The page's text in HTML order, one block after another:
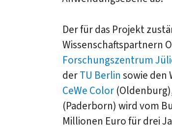
Der für das Projekt
Wissenschaftspartnern
Forschungszentrum
derTU Berlin sowie den
CeWe Color
(Paderborn) wird vom
Millionen Euro für drei